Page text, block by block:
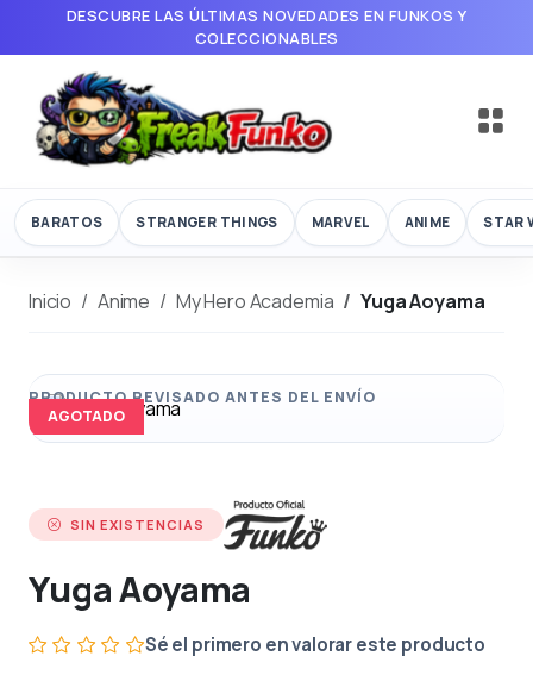
DESCUBRE LAS ÚLTIMAS NOVEDADES EN FUNKOS Y
COLECCIONABLES
BARATOS STRANGER THINGS MARVEL ANIME STAR
Inicio Anime My Hero Academia Yuga Aoyama
AGOTADO
SIN EXISTENCIAS
Yuga Aoyama
Sé el primero en valorar este producto